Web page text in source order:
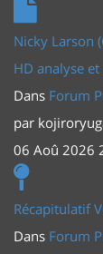
Nicky Larson
HD analyse
Dans Forum
par
06 Aoû 2026
Récapitulatif
Dans Forum